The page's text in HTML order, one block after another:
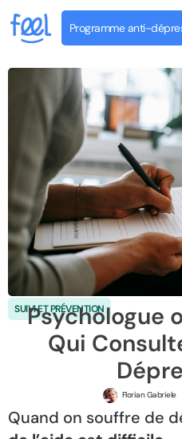
Programme anti-
SUIVI ET PRÉVENTION
Psychologue
Qui
Florian Gabriele
Quand on souffre de